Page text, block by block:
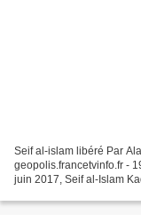
Seif al-islam libéré Par
geopolis.francetvinfo.fr -
juin 2017, Seif al-Islam